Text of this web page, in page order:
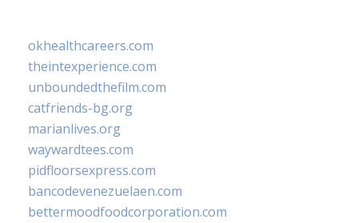
okhealthcareers.com
theintexperience.com
unboundedthefilm.com
catfriends-bg.org
marianlives.org
waywardtees.com
pidfloorsexpress.com
bancodevenezuelaen.com
bettermoodfoodcorporation.com